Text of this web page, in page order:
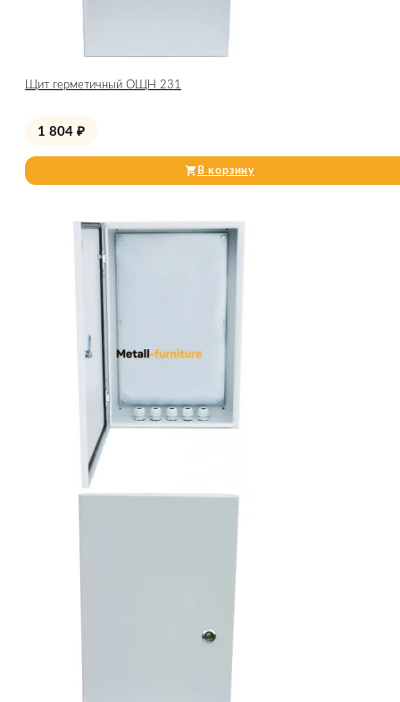
Щит герметичный ОЩН 231
1 804 ₽
В корзину